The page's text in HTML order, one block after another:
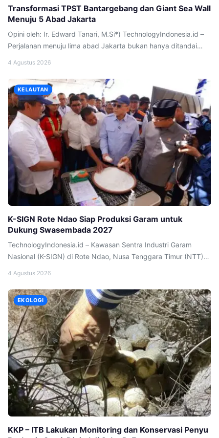
Transformasi TPST Bantargebang dan Giant Sea Wall
Menuju 5 Abad Jakarta
Opini oleh: Ir. Edward Tanari, M.Si*) TechnologyIndonesia.id –
Perjalanan menuju lima abad Jakarta bukan hanya ditandai
secara berkelanjutan. Di tengah berbagai tantangan tersebut,
transformasi TPST Bantargebang dan pembangunan Giant Sea
Wall dipandang sebagai dua agenda yang berbeda. Padahal,
keduanya dapat menjadi […]
4 Agustus 2026
KELAUTAN
K-SIGN Rote Ndao Siap Produksi Garam untuk
Dukung Swasembada 2027
TechnologyIndonesia.id – Kawasan Sentra Industri Garam
Nasional (K-SIGN) di Rote Ndao, Nusa Tenggara Timur (NTT)
diproyeksikan sebagai sentra garam industri terbesar di
Indonesia yang akan menjadi motor penggerak ekonomi
masyarakat pesisir, sekaligus pendukung pencapaian target
swasembada tahun 2027. Menteri Kelautan dan […]
4 Agustus 2026
EKOLOGI
KKP – ITB Lakukan Monitoring dan Konservasi Penyu